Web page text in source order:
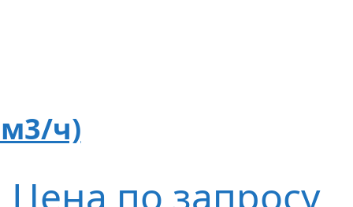
м3/ч)
Цена по запросу